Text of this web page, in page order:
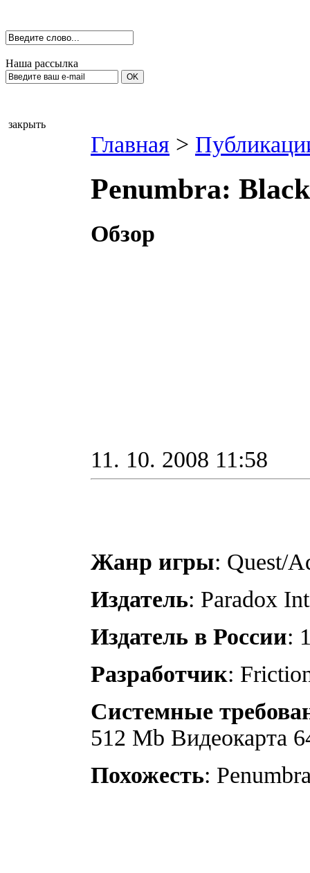
Наша рассылка
закрыть
Главная >
Penumbra:
Обзор
11. 10. 2008 11:58
Жанр игры: Quest/
Издатель: Paradox
Издатель в России:
Разработчик:
Системные
512 Mb Видеокарта
Похожесть: